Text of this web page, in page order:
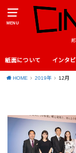
MENU
紙面について インタ
HOME 2019年 12月